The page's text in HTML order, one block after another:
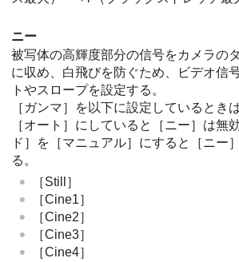
ニー
被写体の高輝度部分の信号をカメラの
に収め、白飛びを防ぐため、ビデオ信
トやスロープを設定する。
［ガンマ］
を以下に設定しているときは
［オート］ にしていると ［ニー］ は無
ド］
を ［マニュアル］ にすると ［ニー］
る。
［Still］
［Cine1］
［Cine2］
［Cine3］
［Cine4］